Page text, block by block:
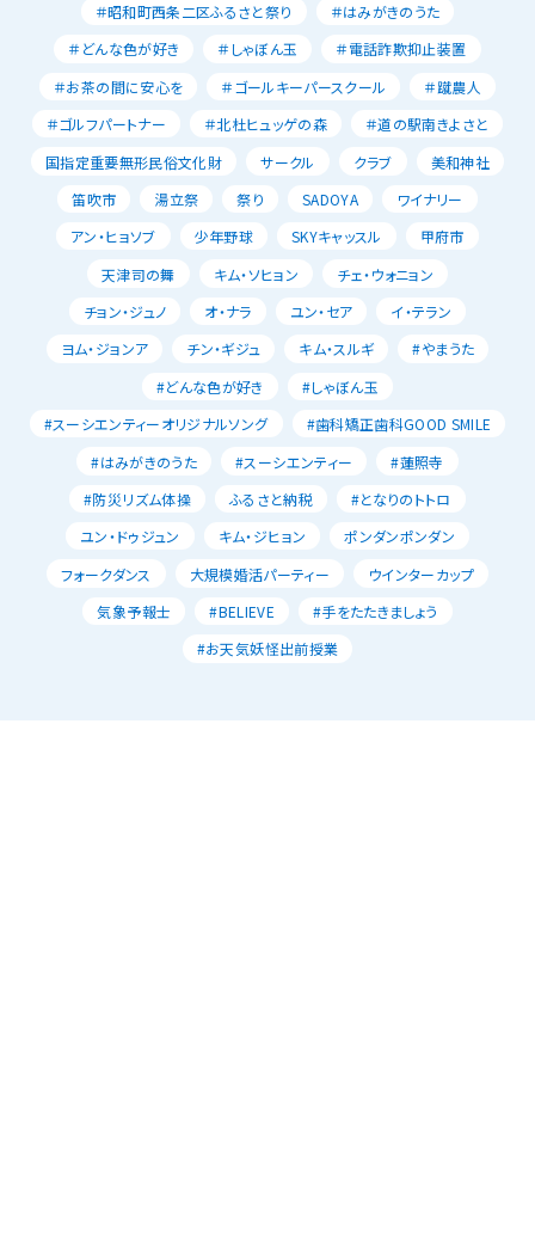
＃昭和町西条二区ふるさと祭り
＃はみがきのうた
＃どんな色が好き
＃しゃぼん玉
＃電話詐欺抑止装置
＃お茶の間に安心を
＃ゴールキーパースクール
＃蹴農人
＃ゴルフパートナー
＃北杜ヒュッゲの森
＃道の駅南きよさと
国指定重要無形民俗文化財
サークル クラブ
美和神社
笛吹市
湯立祭 祭り SADOYA
ワイナリー
アン・ヒョソブ
少年野球 SKYキャッスル
甲府市
天津司の舞
キム・ソヒョン
チェ・ウォニョン
チョン・ジュノ
オ・ナラ ユン・セア
イ・テラン
ヨム・ジョンア
チン・ギジュ キム・スルギ
#やまうた
#どんな色が好き
#しゃぼん玉
#スーシエンティーオリジナルソング
#歯科矯正歯科GOOD SMILE
#はみがきのうた
#スーシエンティー
#蓮照寺
#防災リズム体操
ふるさと納税
#となりのトトロ
ユン・ドゥジュン
キム・ジヒョン
ポンダンポンダン
フォークダンス
大規模婚活パーティー
ウインターカップ
気象予報士
#BELIEVE
#手をたたきましょう
#お天気妖怪出前授業